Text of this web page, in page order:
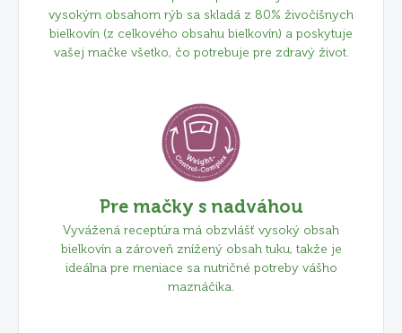
vysokým obsahom rýb sa skladá z 80% živočíšnych
bielkovín (z celkového obsahu bielkovín) a poskytuje
vašej mačke všetko, čo potrebuje pre zdravý život.
Pre mačky s nadváhou
Vyvážená receptúra ​​má obzvlášť vysoký obsah
bielkovín a zároveň znížený obsah tuku, takže je
ideálna pre meniace sa nutričné ​​potreby vášho
maznáčika.